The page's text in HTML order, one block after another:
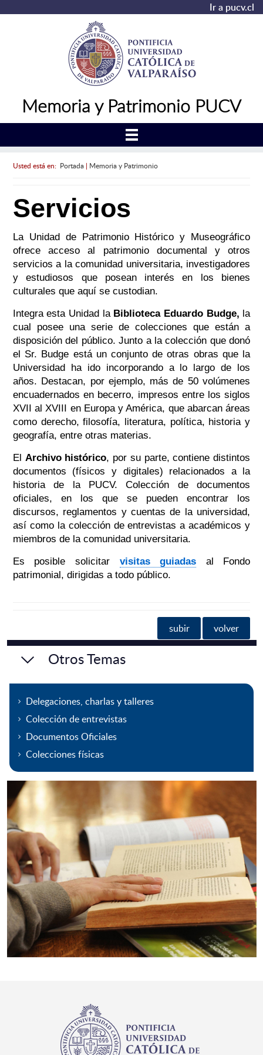
Ir a pucv.cl
Memoria y Patrimonio PUCV
Usted está en: Portada| Memoria y Patrimonio
Servicios
La Unidad de Patrimonio Histórico y Museográfico
ofrece acceso al patrimonio documental y otros
servicios a la comunidad universitaria, investigadores
y estudiosos que posean interés en los bienes
culturales que aquí se custodian.
Integra esta Unidad la Biblioteca Eduardo Budge, la
cual posee una serie de colecciones que están a
disposición del público. Junto a la colección que donó
el Sr. Budge está un conjunto de otras obras que la
Universidad ha ido incorporando a lo largo de los
años. Destacan, por ejemplo, más de 50 volúmenes
encuadernados en becerro, impresos entre los siglos
XVII al XVIII en Europa y América, que abarcan áreas
como derecho, filosofía, literatura, política, historia y
geografía, entre otras materias.
El Archivo histórico, por su parte, contiene distintos
documentos (físicos y digitales) relacionados a la
historia de la PUCV. Colección de documentos
oficiales, en los que se pueden encontrar los
discursos, reglamentos y cuentas de la universidad,
así como la colección de entrevistas a académicos y
miembros de la comunidad universitaria.
Es posible solicitar visitas guiadas al Fondo
patrimonial, dirigidas a todo público.
subir volver
Otros Temas
Delegaciones, charlas y talleres
Colección de entrevistas
Documentos Oficiales
Colecciones físicas